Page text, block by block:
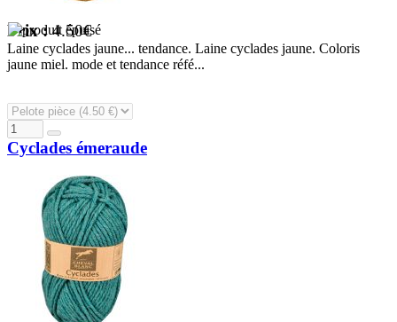
Prix :4.50€
Laine cyclades jaune... tendance. Laine cyclades jaune. Coloris
jaune miel. mode et tendance réfé...
Cyclades émeraude